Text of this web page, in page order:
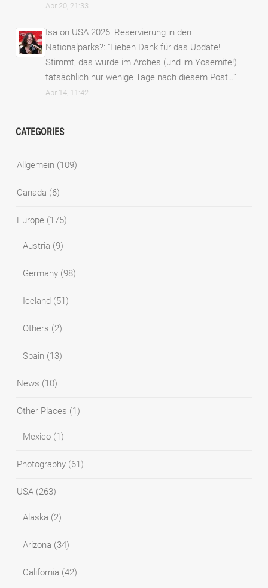
Apr 20, 21:33
Isa on USA 2026: Reservierung in den
Nationalparks?: “Lieben Dank für das Update!
Stimmt, das wurde im Arches (und im Yosemite!)
tatsächlich nur wenige Tage nach diesem Post…”
Apr 14, 11:42
CATEGORIES
Allgemein (109)
Canada (6)
Europe (175)
Austria (9)
Germany (98)
Iceland (51)
Others (2)
Spain (13)
News (10)
Other Places (1)
Mexico (1)
Photography (61)
USA (263)
Alaska (2)
Arizona (34)
California (42)